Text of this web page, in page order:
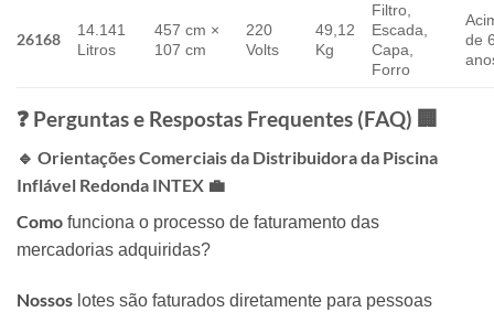
26168
14.141
Litros
457 cm ×
107 cm
220
Volts
49,12
Kg
Filtro,
Escada,
Capa,
Forro
de
❓ Perguntas e Respostas Frequentes (FAQ) 🏢
🔹 Orientações Comerciais da Distribuidora da Piscina
Inflável Redonda INTEX 💼
Como funciona o processo de faturamento das
mercadorias adquiridas?
Nossos lotes são faturados diretamente para pessoas